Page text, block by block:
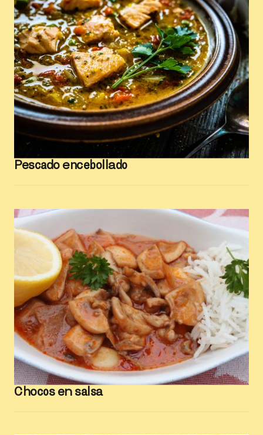
Pescado encebollado
Chocos en salsa